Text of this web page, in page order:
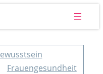
Frauengesundheit